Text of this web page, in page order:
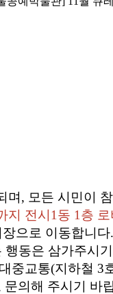
며, 모든 시민이
지 전시1동 1층 로
으로 이동합니다.
동은 삼가주시
중교통(지하철 3
의해 주시기 바